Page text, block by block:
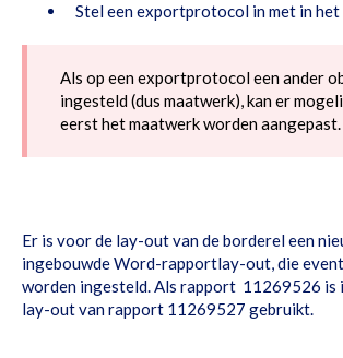
Stel een exportprotocol in met in
Als op een exportprotocol een ander
ingesteld (dus maatwerk), kan er
eerst het maatwerk worden aangepast.
Er is voor de lay-out van de borderel een
ingebouwde Word-rapportlay-out, die
worden ingesteld. Als rapport 11269526
lay-out van rapport 11269527 gebruikt.